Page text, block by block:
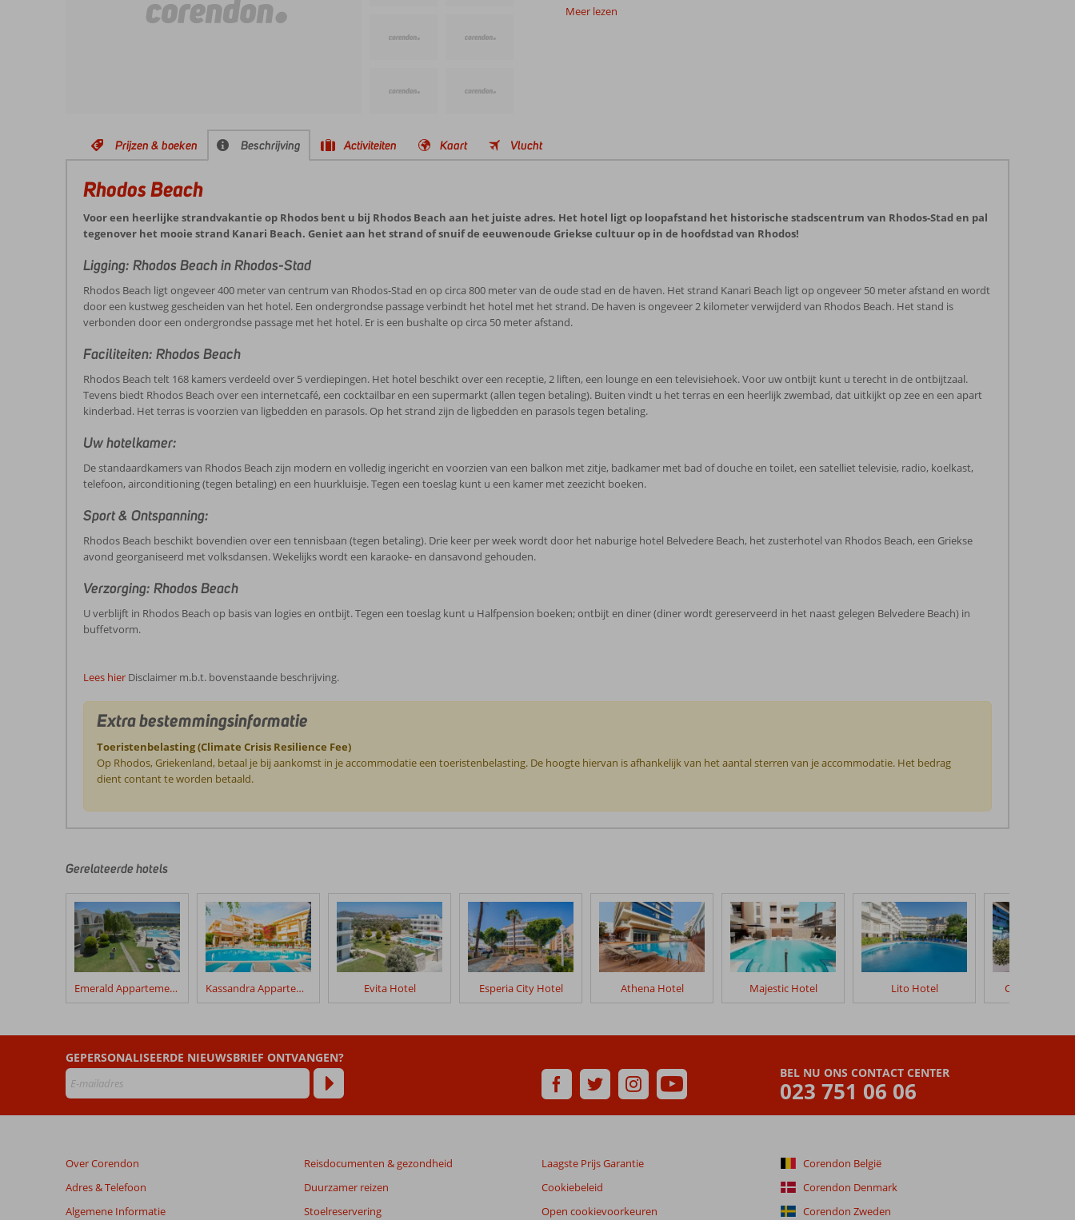
Meer lezen
Prijzen & boeken Beschrijving Activiteiten Kaart Vlucht
Rhodos Beach
Voor een heerlijke strandvakantie op Rhodos bent u bij Rhodos Beach aan het juiste adres. Het hotel ligt op loopafstand het historische stadscentrum van Rhodos-Stad en pal
tegenover het mooie strand Kanari Beach. Geniet aan het strand of snuif de eeuwenoude Griekse cultuur op in de hoofdstad van Rhodos!
Ligging: Rhodos Beach in Rhodos-Stad
Rhodos Beach ligt ongeveer 400 meter van centrum van Rhodos-Stad en op circa 800 meter van de oude stad en de haven. Het strand Kanari Beach ligt op ongeveer 50 meter afstand en wordt
door een kustweg gescheiden van het hotel. Een ondergrondse passage verbindt het hotel met het strand. De haven is ongeveer 2 kilometer verwijderd van Rhodos Beach. Het stand is
verbonden door een ondergrondse passage met het hotel. Er is een bushalte op circa 50 meter afstand.
Faciliteiten: Rhodos Beach
Rhodos Beach telt 168 kamers verdeeld over 5 verdiepingen. Het hotel beschikt over een receptie, 2 liften, een lounge en een televisiehoek. Voor uw ontbijt kunt u terecht in de ontbijtzaal.
Tevens biedt Rhodos Beach over een internetcafé, een cocktailbar en een supermarkt (allen tegen betaling). Buiten vindt u het terras en een heerlijk zwembad, dat uitkijkt op zee en een apart
kinderbad. Het terras is voorzien van ligbedden en parasols. Op het strand zijn de ligbedden en parasols tegen betaling.
Uw hotelkamer:
De standaardkamers van Rhodos Beach zijn modern en volledig ingericht en voorzien van een balkon met zitje, badkamer met bad of douche en toilet, een satelliet televisie, radio, koelkast,
telefoon, airconditioning (tegen betaling) en een huurkluisje. Tegen een toeslag kunt u een kamer met zeezicht boeken.
Sport & Ontspanning:
Rhodos Beach beschikt bovendien over een tennisbaan (tegen betaling). Drie keer per week wordt door het naburige hotel Belvedere Beach, het zusterhotel van Rhodos Beach, een Griekse
avond georganiseerd met volksdansen. Wekelijks wordt een karaoke- en dansavond gehouden.
Verzorging: Rhodos Beach
U verblijft in Rhodos Beach op basis van logies en ontbijt. Tegen een toeslag kunt u Halfpension boeken; ontbijt en diner (diner wordt gereserveerd in het naast gelegen Belvedere Beach) in
buffetvorm.
Lees hier Disclaimer m.b.t. bovenstaande beschrijving.
Extra bestemmingsinformatie
Toeristenbelasting (Climate Crisis Resilience Fee)
Op Rhodos, Griekenland, betaal je bij aankomst in je accommodatie een toeristenbelasting. De hoogte hiervan is afhankelijk van het aantal sterren van je accommodatie. Het bedrag
dient contant te worden betaald.
door
klanten
geschreven
na
hun
verblijf
Rhodos
Beoordelingen
die
ouder
zijn
dan
worden
meer
weergegeven
Gerelateerde hotels
Emerald Appartementen Kassandra Appartementen Evita Hotel Esperia City Hotel Athena Hotel Majestic Hotel Lito Hotel City Center
BEL NU ONS CONTACT CENTER
023 751 06 06
GEPERSONALISEERDE NIEUWSBRIEF ONTVANGEN?
Over Corendon
Adres & Telefoon
Algemene Informatie
Reisdocumenten & gezondheid
Duurzamer reizen
Stoelreservering
Laagste Prijs Garantie
Cookiebeleid
Open cookievoorkeuren
Corendon België
Corendon Denmark
Corendon Zweden